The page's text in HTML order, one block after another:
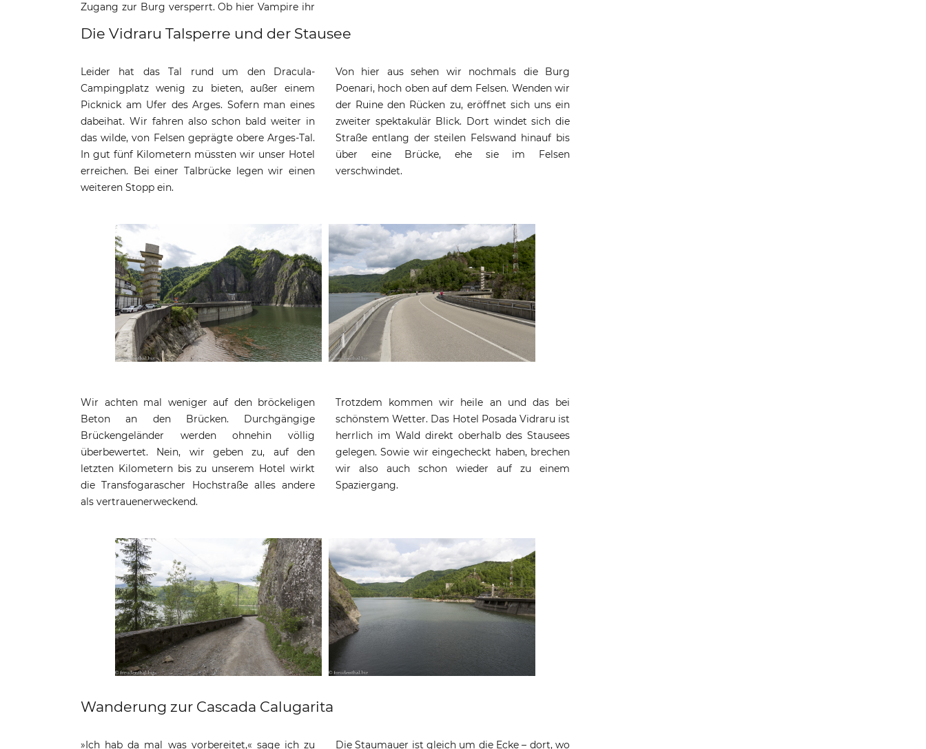
Zugang zur Burg versperrt. Ob hier Vampire ihr
Die Vidraru Talsperre und der Stausee
Leider hat das Tal rund um den Dracula-
Campingplatz wenig zu bieten, außer einem
Picknick am Ufer des Arges. Sofern man eines
dabeihat. Wir fahren also schon bald weiter in
das wilde, von Felsen geprägte obere Arges-Tal.
In gut fünf Kilometern müssten wir unser Hotel
erreichen. Bei einer Talbrücke legen wir einen
weiteren Stopp ein.
Von hier aus sehen wir nochmals die Burg
Poenari, hoch oben auf dem Felsen. Wenden wir
der Ruine den Rücken zu, eröffnet sich uns ein
zweiter spektakulär Blick. Dort windet sich die
Straße entlang der steilen Felswand hinauf bis
über eine Brücke, ehe sie im Felsen
verschwindet.
Wir achten mal weniger auf den bröckeligen
Beton an den Brücken. Durchgängige
Brückengeländer werden ohnehin völlig
überbewertet. Nein, wir geben zu, auf den
letzten Kilometern bis zu unserem Hotel wirkt
die Transfogarascher Hochstraße alles andere
als vertrauenerweckend.
Trotzdem kommen wir heile an und das bei
schönstem Wetter. Das Hotel Posada Vidraru ist
herrlich im Wald direkt oberhalb des Stausees
gelegen. Sowie wir eingecheckt haben, brechen
wir also auch schon wieder auf zu einem
Spaziergang.
Wanderung zur Cascada Calugarita
»Ich hab da mal was vorbereitet,« sage ich zu Die Staumauer ist gleich um die Ecke – dort, wo